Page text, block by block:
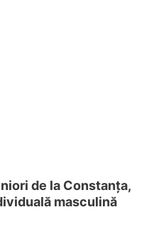
de la Constanța,
masculină